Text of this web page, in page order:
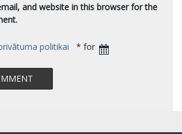
and website in this browser for the
politikai * for